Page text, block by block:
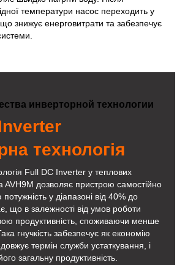
температури насос переходить у
знижує енерговитрати та забезпечує
технологія
Full DC Inverter у теплових
AVH9M дозволяє пристрою самостійно
у діапазоні від 40% до
що в залежності від умов роботи
продуктивність, споживаючи менше
гнучкість забезпечує як економію
термін служби устаткування, і
загальну продуктивність.